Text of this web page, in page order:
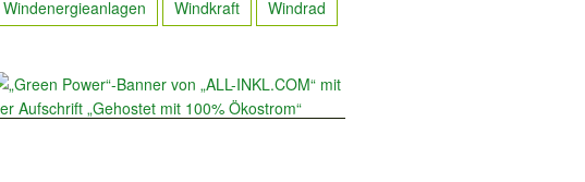
Windenergieanlagen
Windkraft Windrad